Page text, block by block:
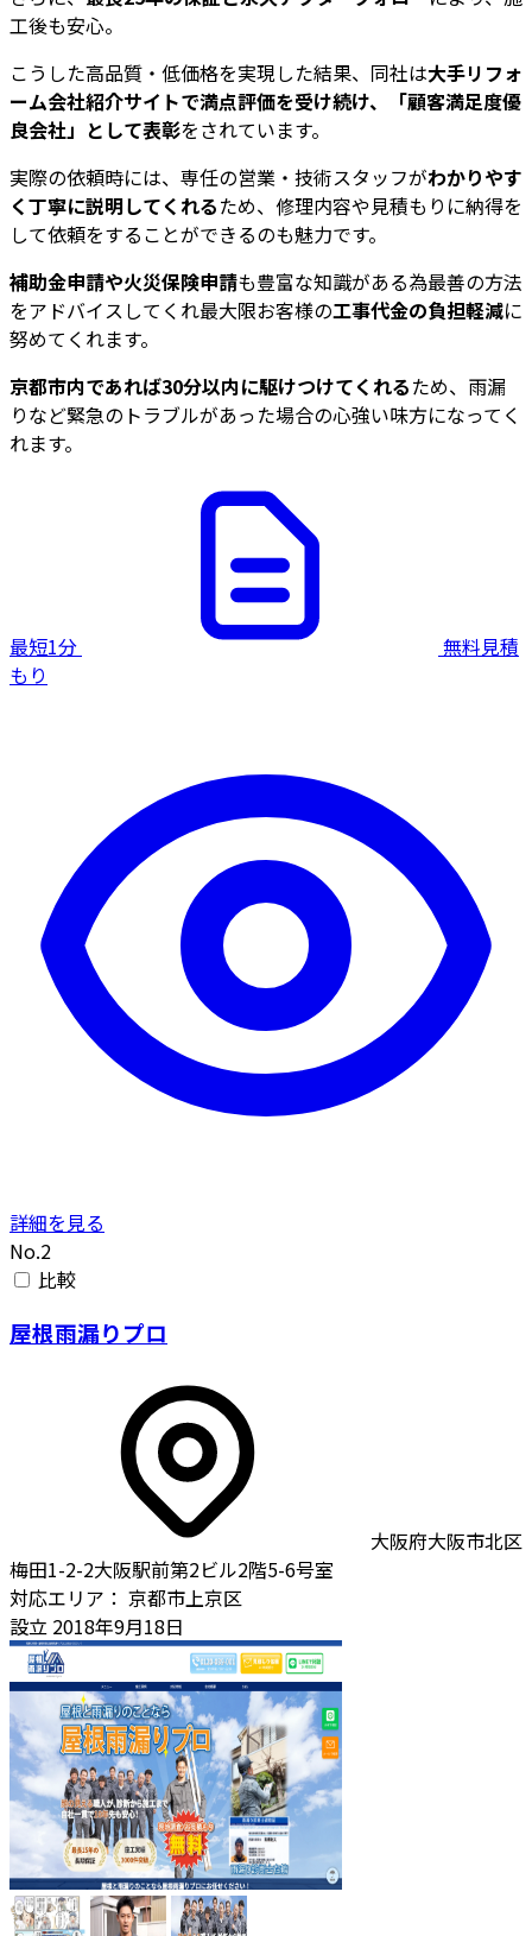
工後も安心。
こうした高品質・低価格を実現した結果、同社は大手リフォ
ーム会社紹介サイトで満点評価を受け続け、「顧客満足度優
良会社」として表彰をされています。
実際の依頼時には、専任の営業・技術スタッフがわかりやす
く丁寧に説明してくれるため、修理内容や見積もりに納得を
して依頼をすることができるのも魅力です。
補助金申請や火災保険申請も豊富な知識がある為最善の方法
をアドバイスしてくれ最大限お客様の工事代金の負担軽減に
努めてくれます。
京都市内であれば30分以内に駆けつけてくれるため、雨漏
りなど緊急のトラブルがあった場合の心強い味方になってく
れます。
最短1分
無料見積
もり
詳細を見る
No.2
比較
屋根雨漏りプロ
大阪府大阪市北区
梅田1-2-2大阪駅前第2ビル2階5-6号室
対応エリア： 京都市上京区
設立 2018年9月18日